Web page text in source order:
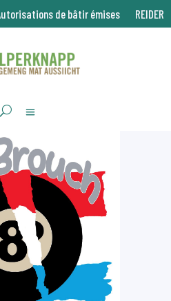
de bâtir émises REIDER